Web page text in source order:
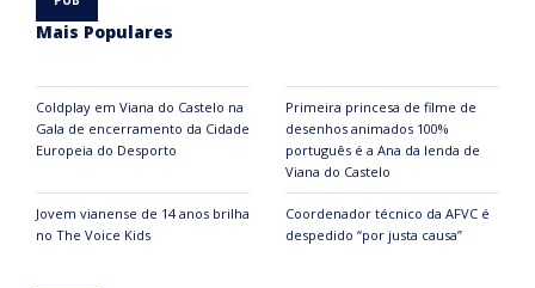
Mais Populares
Coldplay em Viana do Castelo na
Gala de encerramento da Cidade
Europeia do Desporto
Primeira princesa de filme de
desenhos animados 100%
português é a Ana da lenda de
Viana do Castelo
Jovem vianense de 14 anos brilha
no The Voice Kids
Coordenador técnico da AFVC é
despedido “por justa causa”